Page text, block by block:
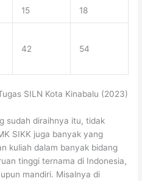
15 18
42 54
SILN Kota Kinabalu (2023)
sudah diraihnya itu, tidak
SIKK juga banyak yang
kuliah dalam banyak bidang
tinggi ternama di Indonesia,
mandiri. Misalnya di